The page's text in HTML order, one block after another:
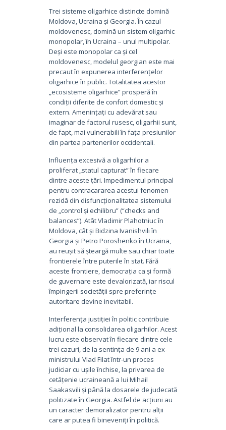
Trei sisteme oligarhice distincte domină
Moldova, Ucraina și Georgia. În cazul
moldovenesc, domină un sistem oligarhic
monopolar, în Ucraina – unul multipolar.
Deși este monopolar ca și cel
moldovenesc, modelul georgian este mai
precaut în expunerea interferențelor
oligarhice în public. Totalitatea acestor
„ecosisteme oligarhice” prosperă în
condiții diferite de confort domestic și
extern. Amenințați cu adevărat sau
imaginar de factorul rusesc, oligarhii sunt,
de fapt, mai vulnerabili în fața presiunilor
din partea partenerilor occidentali.
Influența excesivă a oligarhilor a
proliferat „statul capturat” în fiecare
dintre aceste țări. Impedimentul principal
pentru contracararea acestui fenomen
rezidă din disfuncționalitatea sistemului
de „control și echilibru” (“checks and
balances”). Atât Vladimir Plahotniuc în
Moldova, cât și Bidzina Ivanishvili în
Georgia și Petro Poroshenko în Ucraina,
au reușit să șteargă multe sau chiar toate
frontierele între puterile în stat. Fără
aceste frontiere, democrația ca și formă
de guvernare este devalorizată, iar riscul
împingerii societății spre preferințe
autoritare devine inevitabil.
Interferența justiției în politic contribuie
adițional la consolidarea oligarhilor. Acest
lucru este observat în fiecare dintre cele
trei cazuri, de la sentința de 9 ani a ex-
ministrului Vlad Filat într-un proces
judiciar cu ușile închise, la privarea de
cetățenie ucraineană a lui Mihail
Saakasvili și până la dosarele de judecată
politizate în Georgia. Astfel de acțiuni au
un caracter demoralizator pentru alții
care ar putea fi bineveniți în politică.